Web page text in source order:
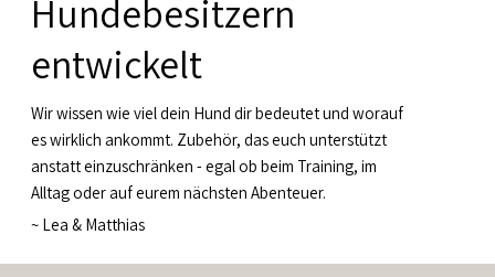
Hundebesitzern
entwickelt
Wir wissen wie viel dein Hund dir bedeutet und worauf
es wirklich ankommt. Zubehör, das euch unterstützt
anstatt einzuschränken - egal ob beim Training, im
Alltag oder auf eurem nächsten Abenteuer.
~ Lea & Matthias